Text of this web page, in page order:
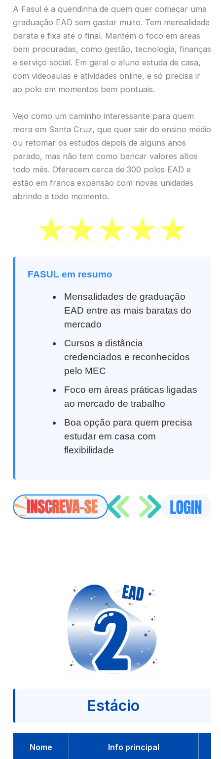
A Fasul é a queridinha de quem quer começar uma
graduação EAD sem gastar muito. Tem mensalidade
barata e fixa até o final. Mantém o foco em áreas
bem procuradas, como gestão, tecnologia, finanças
e serviço social. Em geral o aluno estuda de casa,
com videoaulas e atividades online, e só precisa ir
ao polo em momentos bem pontuais.
Vejo como um caminho interessante para quem
mora em Santa Cruz, que quer sair do ensino médio
ou retomar os estudos depois de alguns anos
parado, mas não tem como bancar valores altos
todo mês. Oferecem cerca de 300 polos EAD e
estão em franca expansão com novas unidades
abrindo a todo momento.
FASUL em resumo
Mensalidades de graduação
EAD entre as mais baratas do
mercado
Cursos a distância
credenciados e reconhecidos
pelo MEC
Foco em áreas práticas ligadas
ao mercado de trabalho
Boa opção para quem precisa
estudar em casa com
flexibilidade
Estácio
Nome Info principal